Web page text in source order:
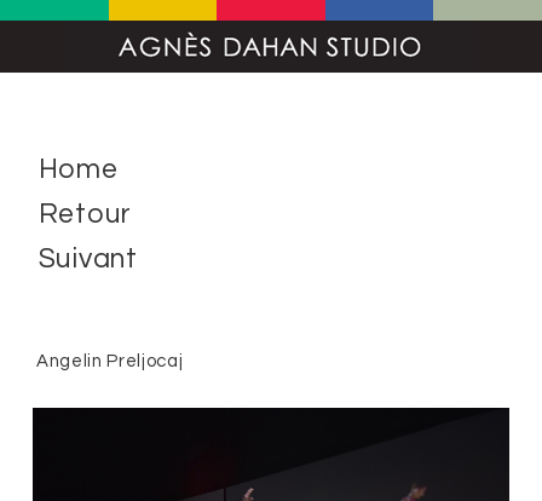
Home
Retour
Suivant
Angelin Preljocaj